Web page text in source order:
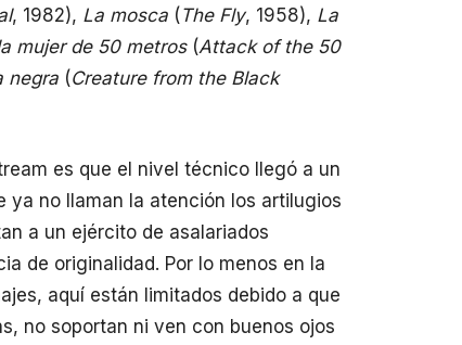
, 1982), La mosca (The Fly, 1958), La
mujer de 50 metros(Attack of the 50
negra (Creature from the Black
es que el nivel técnico llegó a un
ya no llaman la atención los artilugios
a un ejército de asalariados
de originalidad. Por lo menos en la
aquí están limitados debido a que
no soportan ni ven con buenos ojos